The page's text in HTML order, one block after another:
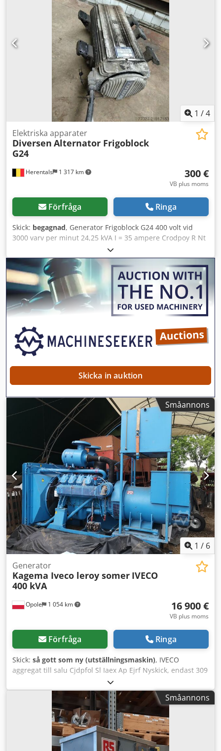
1 /4
Herentals 1 317 km
Elektriska apparater
Diversen Alternator Frigoblock
G24
300 €
VB plus moms
Förfråga Ringa
Skick: begagnad, Generator Frigoblock G24 400 volt vid
3000 varv per minut 24,25 kVA I = 35 ampere Crodpoy R Nt
Uofx Ap Esf Cevoman bvba. Lenskensdijk 5 2200 Herentals
Belgien
Skicka in auktion
Småannons
1 / 6
Opole 1 054 km
Generator
Kagema Iveco leroy somer IVECO
400 kVA
16 900 €
VB plus moms
Förfråga Ringa
Skick: så gott som ny (utställningsmaskin), IVECO
aggregat till salu Cjdpfol Sl Iaex Ap Ejrf Nyskick, endast 309
driftstimmar Tillverkare KAGEMA IVECO-motor, 8-cylindrig
turbodiesel Kontinuerlig effekt 400 kVA Bränsletank 500 l
Efter belastningstest
Småannons